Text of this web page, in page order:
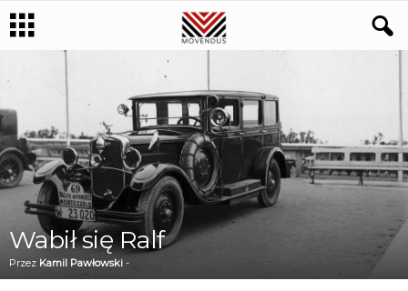
Wabił się Ralf
Przez Kamil Pawłowski -